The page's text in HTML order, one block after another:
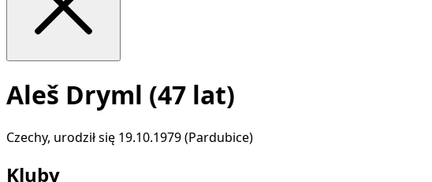
Aleš Dryml (47 lat)
Czechy, urodził się 19.10.1979 (Pardubice)
Kluby